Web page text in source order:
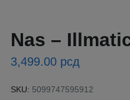
Nas ‎–
3,499.00 рсд
SKU: 5099747595912